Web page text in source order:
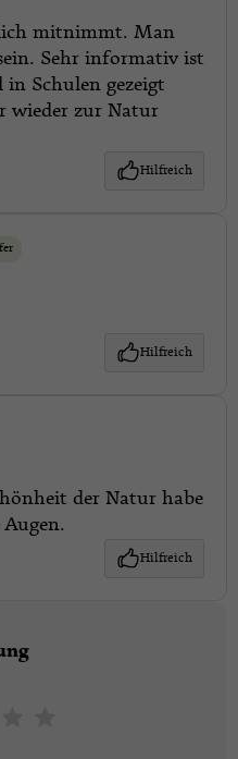
mitnimmt. Man
Sehr informativ ist
in Schulen gezeigt
wieder zur Natur
Hilfreich
Hilfreich
der Natur habe
Hilfreich